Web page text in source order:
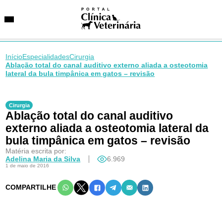
Especialidades
InícioEspecialidadesCirurgia
Ablação total do canal auditivo externo aliada a osteotomia
lateral da bula timpânica em gatos – revisão
Cirurgia
Ablação total do canal auditivo
externo aliada a osteotomia lateral da
bula timpânica em gatos – revisão
Matéria escrita por:
Adelina Maria da Silva
1 de maio de 2016
6.969
COMPARTILHE